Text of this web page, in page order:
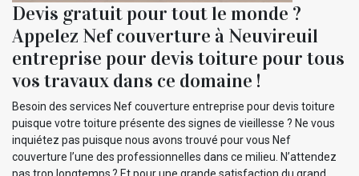
Devis gratuit pour tout le monde ?
Appelez Nef couverture à Neuvireuil
entreprise pour devis toiture pour tous
vos travaux dans ce domaine !
Besoin des services Nef couverture entreprise pour devis toiture
puisque votre toiture présente des signes de vieillesse ? Ne vous
inquiétez pas puisque nous avons trouvé pour vous Nef
couverture l’une des professionnelles dans ce milieu. N’attendez